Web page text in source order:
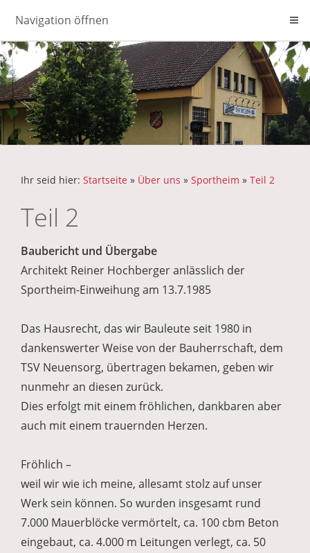
Navigation öffnen
Ihr seid hier: Startseite » Über uns » Sportheim » Teil 2
Teil 2
Baubericht und Übergabe
Architekt Reiner Hochberger anlässlich der
Sportheim-Einweihung am 13.7.1985
Das Hausrecht, das wir Bauleute seit 1980 in
dankenswerter Weise von der Bauherrschaft, dem
TSV Neuensorg, übertragen bekamen, geben wir
nunmehr an diesen zurück.
Dies erfolgt mit einem fröhlichen, dankbaren aber
auch mit einem trauernden Herzen.
Fröhlich –
weil wir wie ich meine, allesamt stolz auf unser
Werk sein können. So wurden insgesamt rund
7.000 Mauerblöcke vermörtelt, ca. 100 cbm Beton
eingebaut, ca. 4.000 m Leitungen verlegt, ca. 50